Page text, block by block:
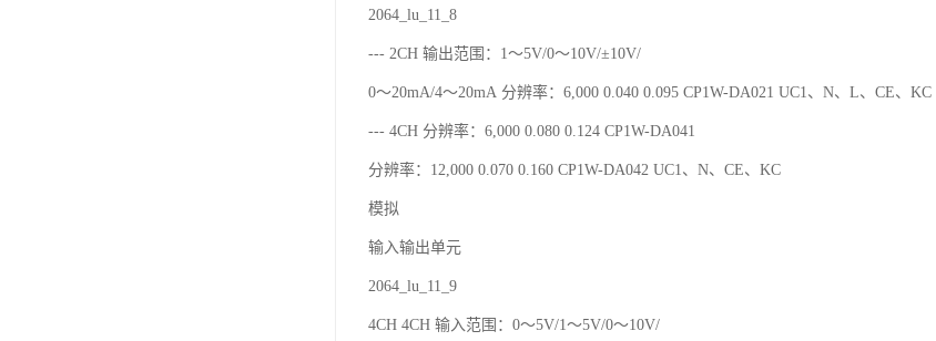
2064_lu_11_8
--- 2CH 输出范围：1～5V/0～10V/±10V/
0～20mA/4～20mA 分辨率：6,000 0.040 0.095 CP1W-DA021 UC1、N、L、CE、KC
--- 4CH 分辨率：6,000 0.080 0.124 CP1W-DA041
分辨率：12,000 0.070 0.160 CP1W-DA042 UC1、N、CE、KC
模拟
输入输出单元
2064_lu_11_9
4CH 4CH 输入范围：0～5V/1～5V/0～10V/